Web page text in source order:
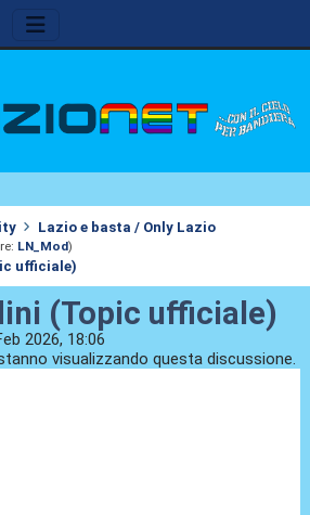
Lazio e basta / Only Lazio
LN_Mod)
ufficiale)
(Topic ufficiale)
2026, 18:06
visualizzando questa discussione.